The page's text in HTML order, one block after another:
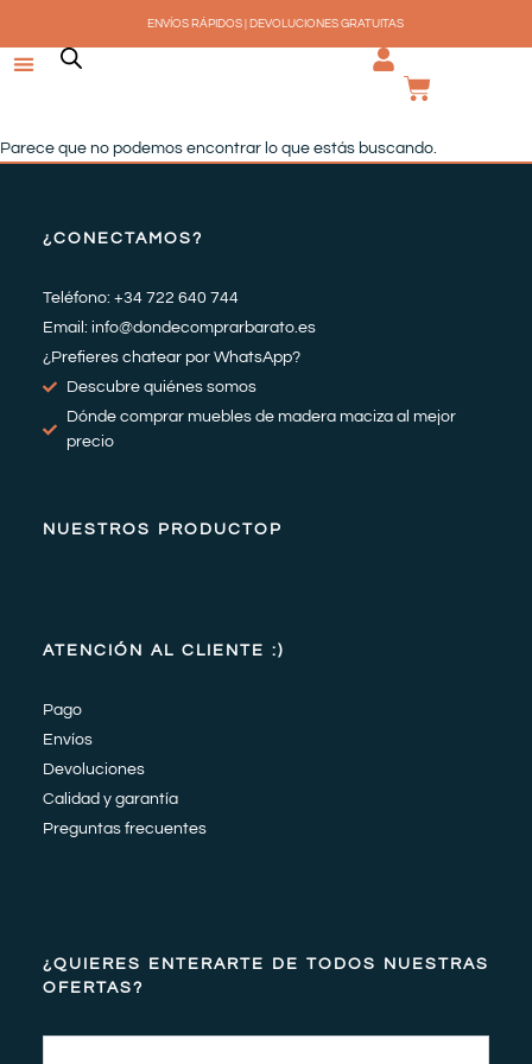
contenido
ENVÍOS RÁPIDOS | DEVOLUCIONES GRATUITAS
Parece que no podemos encontrar lo que estás buscando.
¿CONECTAMOS?
Teléfono: +34 722 640 744
Email: info@dondecomprarbarato.es
¿Prefieres chatear por WhatsApp?
Descubre quiénes somos
Dónde comprar muebles de madera maciza al mejor
precio
NUESTROS PRODUCTOP
ATENCIÓN AL CLIENTE :)
Pago
Envíos
Devoluciones
Calidad y garantía
Preguntas frecuentes
¿QUIERES ENTERARTE DE TODOS NUESTRAS
OFERTAS?